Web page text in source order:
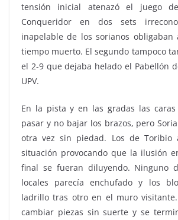
tensión inicial atenazó el juego
Conqueridor en dos sets
inapelable de los sorianos
tiempo muerto. El segundo tampoco
el 2-9 que dejaba helado el Pabellón
UPV.
En la pista y en las gradas las
pasar y no bajar los brazos, pero
otra vez sin piedad. Los de Toribio
situación provocando que la ilusión
final se fueran diluyendo. Ninguno
locales parecía enchufado y los
ladrillo tras otro en el muro
cambiar piezas sin suerte y se